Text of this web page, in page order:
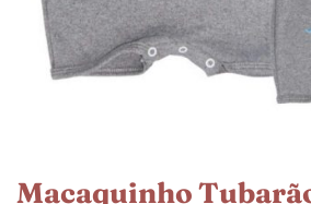
Macaquinho